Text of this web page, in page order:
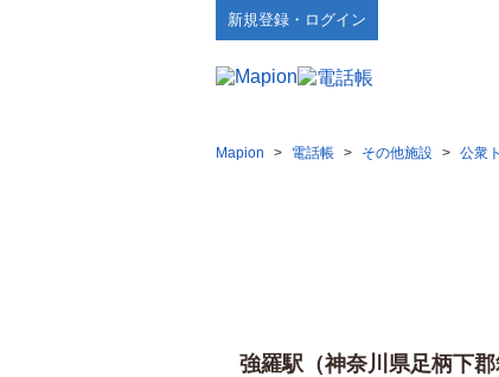
新規登録・ログイン
Mapion > 電話帳 > その他施設 > 公衆
強羅駅（神奈川県足柄下